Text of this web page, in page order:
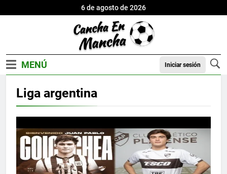
6 de agosto de 2026
Iniciar sesión
Liga argentina